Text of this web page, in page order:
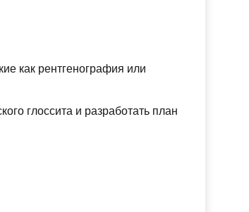
как рентгенография или
глоссита и разработать план